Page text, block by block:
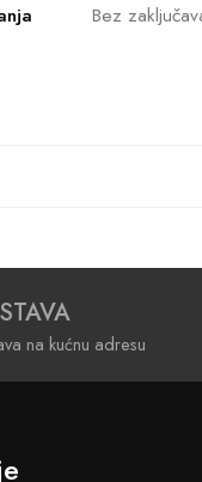
Bez
na kućnu adresu